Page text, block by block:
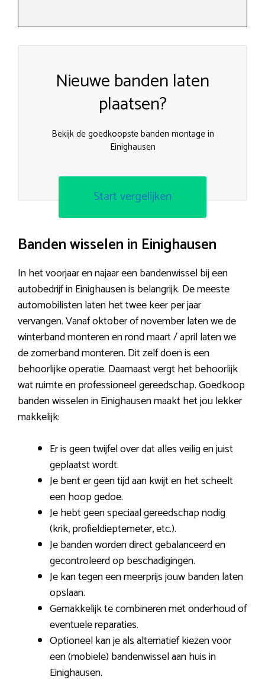
Nieuwe banden laten
plaatsen?
Bekijk de goedkoopste banden montage in
Einighausen
Start vergelijken
Banden wisselen in Einighausen
In het voorjaar en najaar een bandenwissel bij een
autobedrijf in Einighausen is belangrijk. De meeste
automobilisten laten het twee keer per jaar
vervangen. Vanaf oktober of november laten we de
winterband monteren en rond maart / april laten we
de zomerband monteren. Dit zelf doen is een
behoorlijke operatie. Daarnaast vergt het behoorlijk
wat ruimte en professioneel gereedschap. Goedkoop
banden wisselen in Einighausen maakt het jou lekker
makkelijk:
Er is geen twijfel over dat alles veilig en juist
geplaatst wordt.
Je bent er geen tijd aan kwijt en het scheelt
een hoop gedoe.
Je hebt geen speciaal gereedschap nodig
(krik, profieldieptemeter, etc.).
Je banden worden direct gebalanceerd en
gecontroleerd op beschadigingen.
Je kan tegen een meerprijs jouw banden laten
opslaan.
Gemakkelijk te combineren met onderhoud of
eventuele reparaties.
Optioneel kan je als alternatief kiezen voor
een (mobiele) bandenwissel aan huis in
Einighausen.